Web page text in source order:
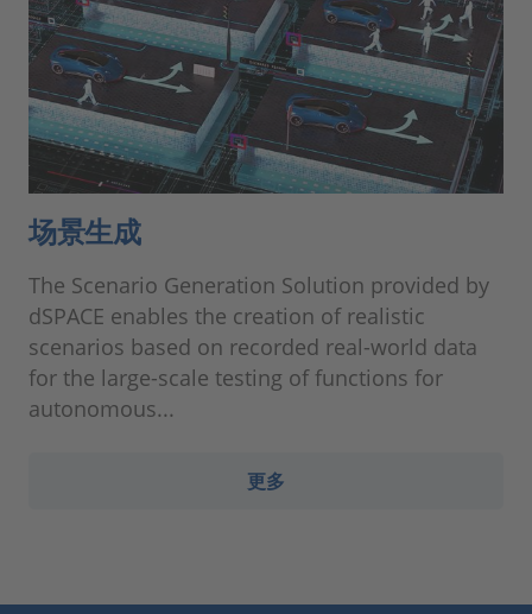
场景生成
The Scenario Generation Solution provided by
dSPACE enables the creation of realistic
scenarios based on recorded real-world data
for the large-scale testing of functions for
autonomous...
更多